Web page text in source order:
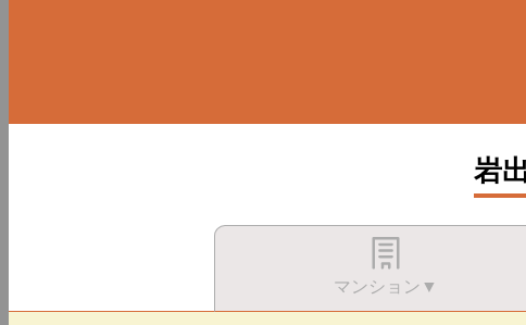
岩
マンション▼